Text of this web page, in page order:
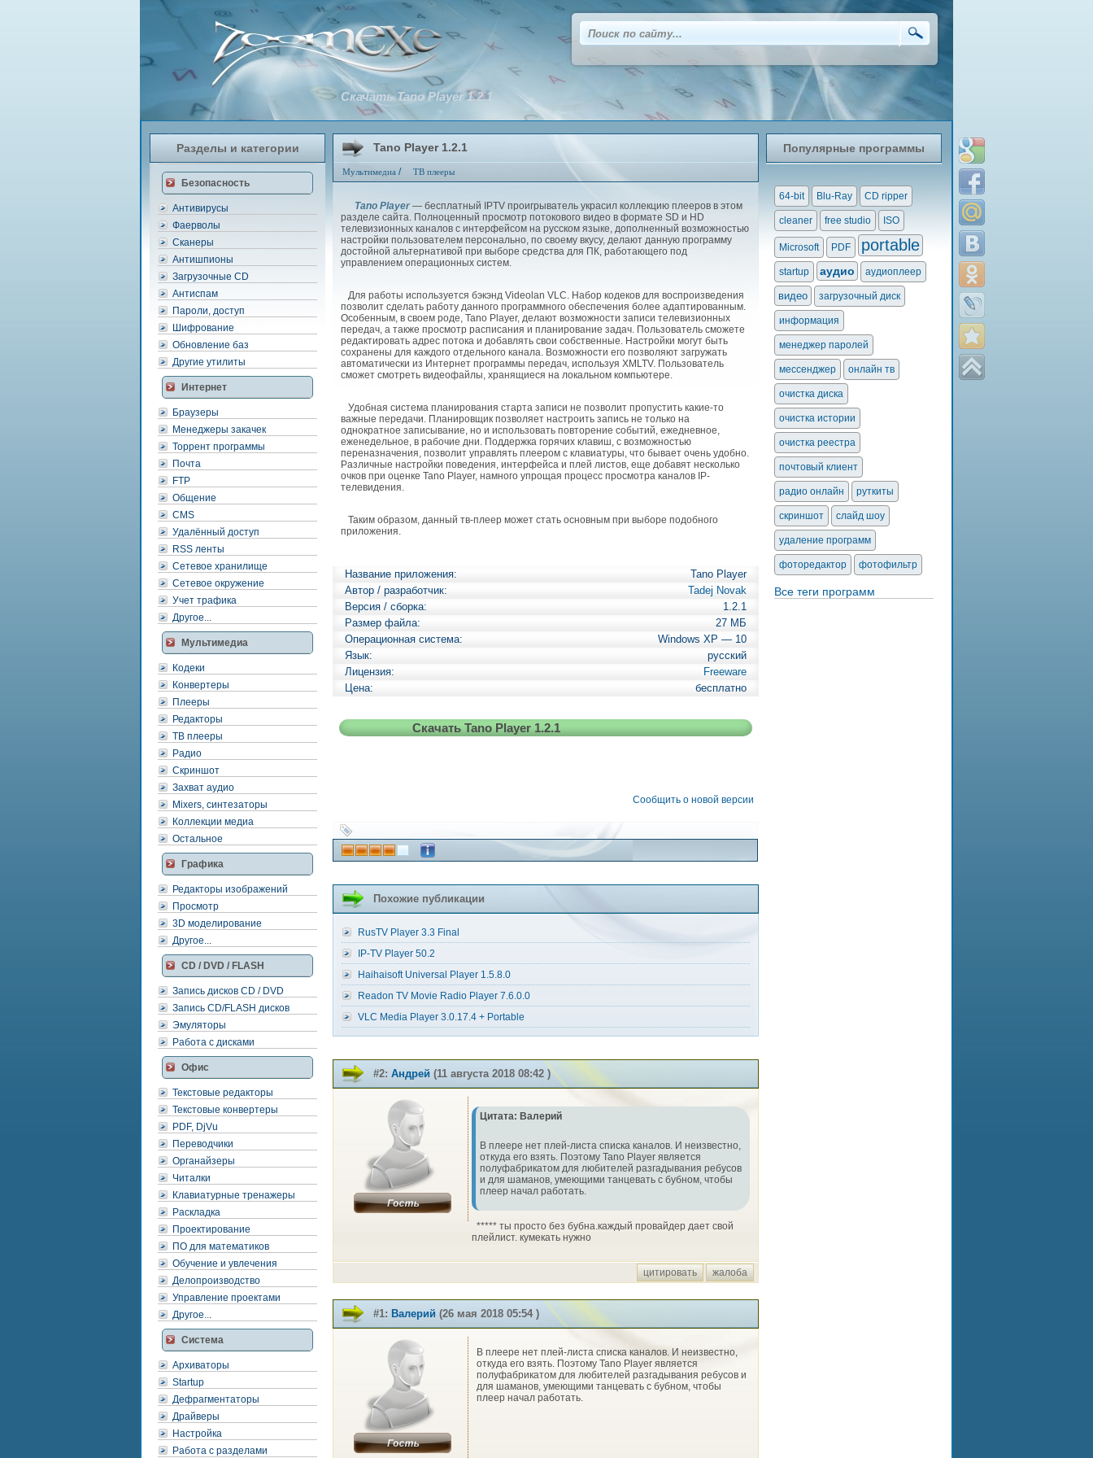
Разделы и категории
Безопасность
Антивирусы
Фаерволы
Сканеры
Антишпионы
Загрузочные CD
Антиспам
Пароли, доступ
Шифрование
Обновление баз
Другие утилиты
Интернет
Браузеры
Менеджеры закачек
Торрент программы
Почта
FTP
Общение
CMS
Удалённый доступ
RSS ленты
Сетевое хранилище
Сетевое окружение
Учет трафика
Другое...
Мультимедиа
Кодеки
Конвертеры
Плееры
Редакторы
ТВ плееры
Радио
Скриншот
Захват аудио
Mixers, синтезаторы
Коллекции медиа
Остальное
Графика
Редакторы изображений
Просмотр
3D моделирование
Другое...
CD / DVD / FLASH
Запись дисков CD / DVD
Запись CD/FLASH дисков
Эмуляторы
Работа с дисками
Офис
Текстовые редакторы
Текстовые конвертеры
PDF, DjVu
Переводчики
Органайзеры
Читалки
Клавиатурные тренажеры
Раскладка
Проектирование
ПО для математиков
Обучение и увлечения
Делопроизводство
Управление проектами
Другое...
Система
Архиваторы
Startup
Дефрагментаторы
Драйверы
Настройка
Работа с разделами
Tano Player 1.2.1
Мультимедиа / ТВ плееры
Скачать Tano Player 1.2.1
Tano Player — бесплатный IPTV проигрыватель украсил коллекцию плееров в этом
разделе сайта. Полноценный просмотр потокового видео в формате SD и HD
телевизионных каналов с интерфейсом на русском языке, дополненный возможностью
настройки пользователем персонально, по своему вкусу, делают данную программу
достойной альтернативой при выборе средства для ПК, работающего под
управлением операционных систем.
Для работы используется бэкэнд Videolan VLC. Набор кодеков для воспроизведения
позволит сделать работу данного программного обеспечения более адаптированным.
Особенным, в своем роде, Tano Player, делают возможности записи телевизионных
передач, а также просмотр расписания и планирование задач. Пользователь сможете
редактировать адрес потока и добавлять свои собственные. Настройки могут быть
сохранены для каждого отдельного канала. Возможности его позволяют загружать
автоматически из Интернет программы передач, используя XMLTV. Пользователь
сможет смотреть видеофайлы, хранящиеся на локальном компьютере.
Удобная система планирования старта записи не позволит пропустить какие-то
важные передачи. Планировщик позволяет настроить запись не только на
однократное записывание, но и использовать повторение событий, ежедневное,
еженедельное, в рабочие дни. Поддержка горячих клавиш, с возможностью
переназначения, позволит управлять плеером с клавиатуры, что бывает очень удобно.
Различные настройки поведения, интерфейса и плей листов, еще добавят несколько
очков при оценке Tano Player, намного упрощая процесс просмотра каналов IP-
телевидения.
Таким образом, данный тв-плеер может стать основным при выборе подобного
приложения.
Название приложения:
Tano Player
Автор / разработчик:
Tadej Novak
Версия / сборка:
1.2.1
Размер файла:
27 МБ
Операционная система:
Windows XP — 10
Язык:
русский
Лицензия:
Freeware
Цена:
бесплатно
Скачать Tano Player 1.2.1
Сообщить о новой версии
Похожие публикации
RusTV Player 3.3 Final
IP-TV Player 50.2
Haihaisoft Universal Player 1.5.8.0
Readon TV Movie Radio Player 7.6.0.0
VLC Media Player 3.0.17.4 + Portable
#2: Андрей (11 августа 2018 08:42 )
Цитата: Валерий
В плеере нет плей-листа списка каналов. И неизвестно,
откуда его взять. Поэтому Tano Player является
полуфабрикатом для любителей разгадывания ребусов
и для шаманов, умеющими танцевать с бубном, чтобы
плеер начал работать.
***** ты просто без бубна.каждый провайдер дает свой
плейлист. кумекать нужно
цитировать жалоба
#1: Валерий (26 мая 2018 05:54 )
В плеере нет плей-листа списка каналов. И неизвестно,
откуда его взять. Поэтому Tano Player является
полуфабрикатом для любителей разгадывания ребусов и
для шаманов, умеющими танцевать с бубном, чтобы
плеер начал работать.
Популярные программы
64-bit Blu-Ray CD ripper
cleaner free studio ISO
Microsoft PDF portable
startup аудио аудиоплеер
видео загрузочный диск
информация
менеджер паролей
мессенджер онлайн тв
очистка диска
очистка истории
очистка реестра
почтовый клиент
радио онлайн руткиты
скриншот слайд шоу
удаление программ
фоторедактор фотофильтр
Все теги программ